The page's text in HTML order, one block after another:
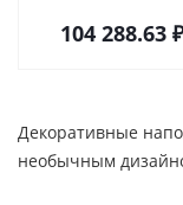
104 288.63₽
Декоративные
необычным